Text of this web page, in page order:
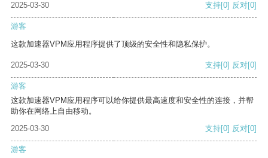
2025-03-30 支持[0] 反对[0]
游客
这款加速器VPM应用程序提供了顶级的安全性和隐私保护。
2025-03-30 支持[0] 反对[0]
游客
这款加速器VPM应用程序可以给你提供最高速度和安全性的连接，并帮
助你在网络上自由移动。
2025-03-30
支持[0] 反对[0]
游客